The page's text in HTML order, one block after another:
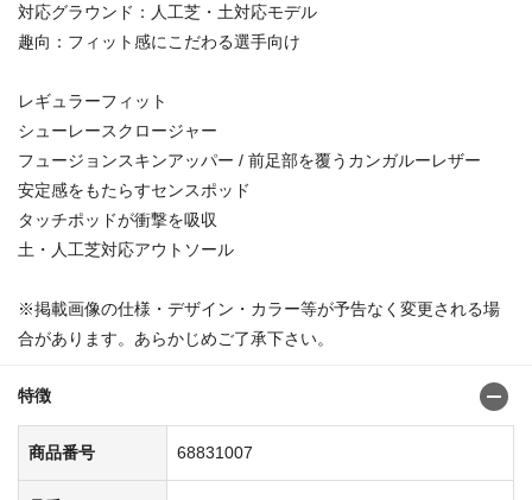
対応グラウンド：人工芝・土対応モデル
趣向：フィット感にこだわる選手向け
レギュラーフィット
シューレースクロージャー
フュージョンスキンアッパー / 前足部を覆うカンガルーレザー
安定感をもたらすセンスポッド
タッチポッドが衝撃を吸収
土・人工芝対応アウトソール
※掲載画像の仕様・デザイン・カラー等が予告なく変更される場
合があります。あらかじめご了承下さい。
特徴
商品番号 68831007